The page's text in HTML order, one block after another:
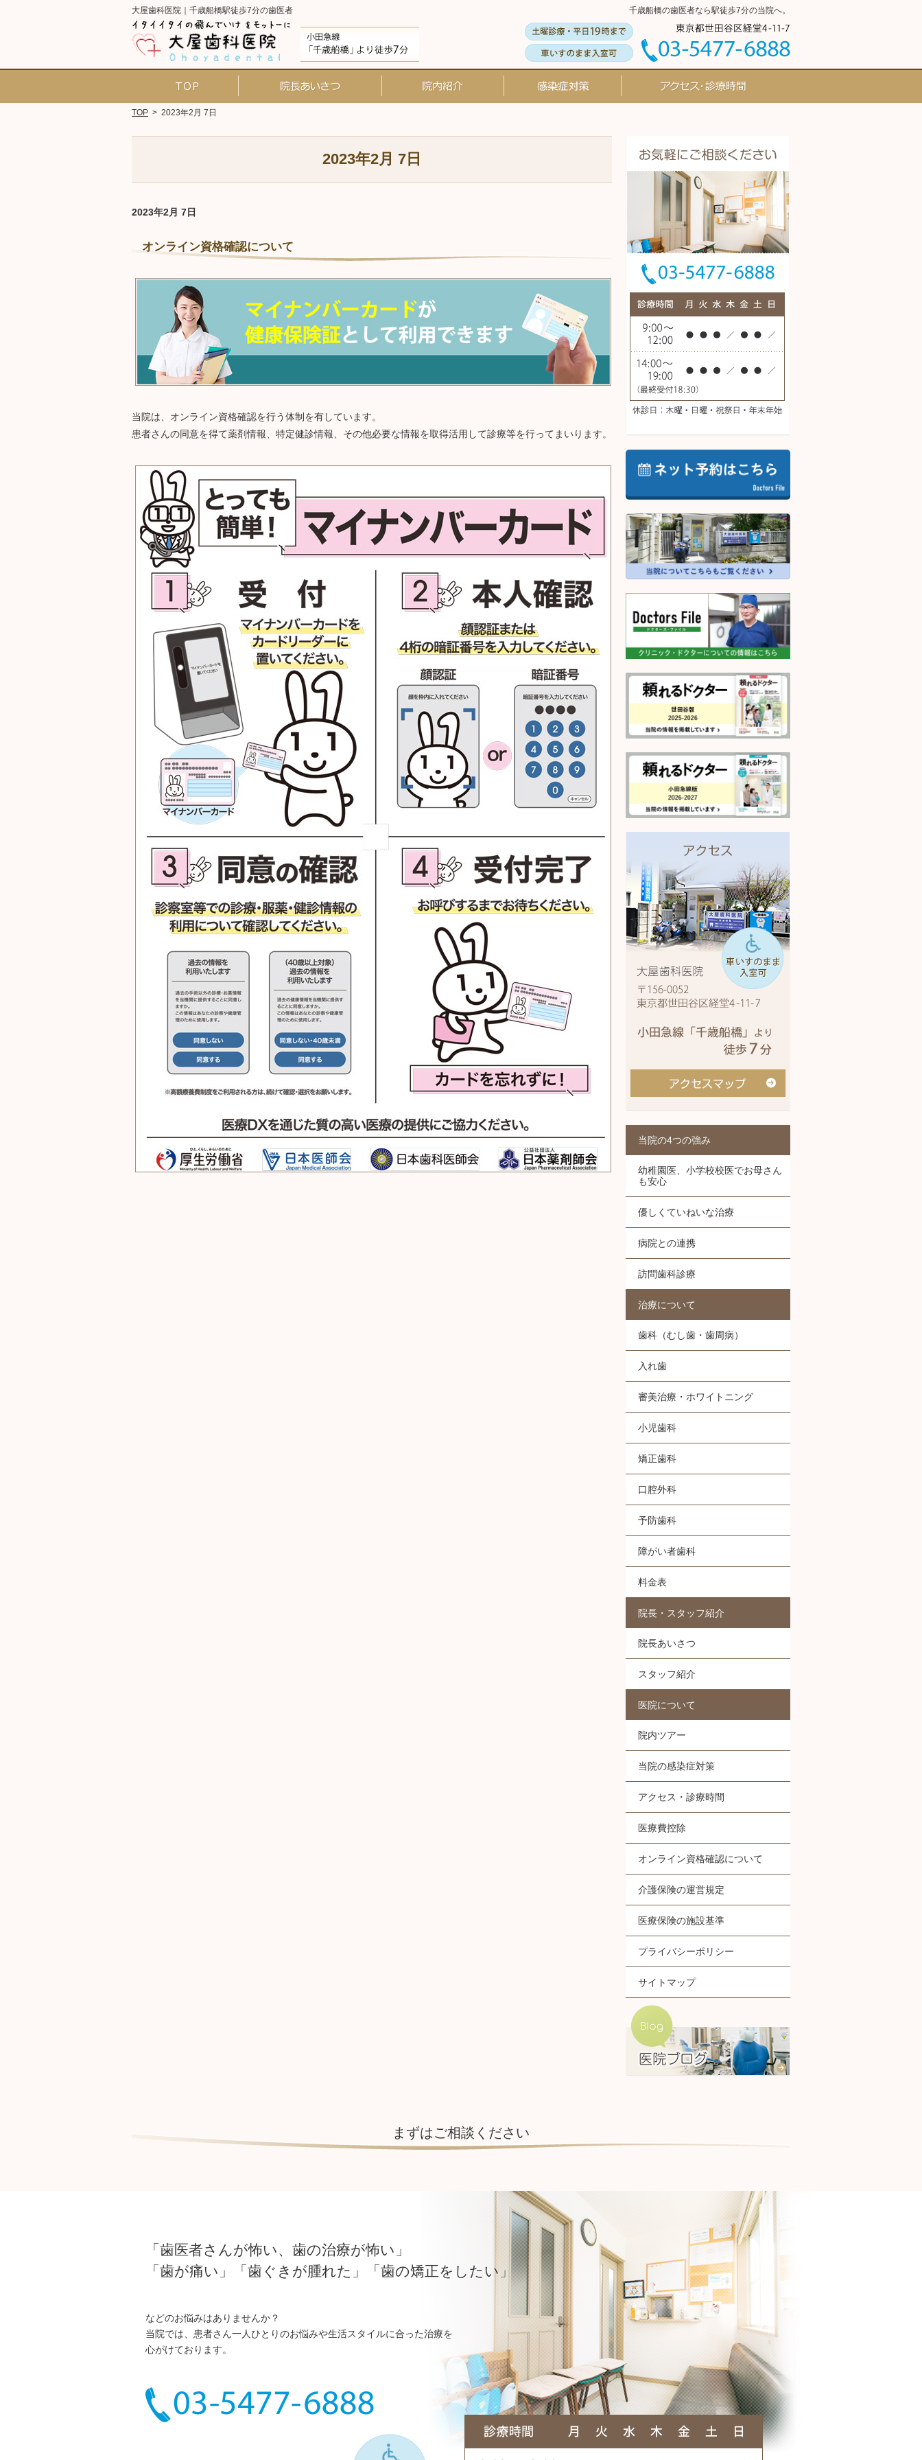
2023年2月 7日
千歳船橋の歯医者なら駅徒歩7分の当院へ。
大屋歯科医院｜千歳船橋駅徒歩7分の歯医者
2023年2月 7日
オンライン資格確認について
当院は、オンライン資格確認を行う体制を有しています。
患者さんの同意を得て薬剤情報、特定健診情報、その他必要な情報を取得活用して診療等を行ってまいります。
当院の4つの強み
幼稚園医、小学校校医でお母さん
も安心
優しくていねいな治療
病院との連携
訪問歯科診療
治療について
歯科（むし歯・歯周病）
入れ歯
審美治療・ホワイトニング
小児歯科
矯正歯科
口腔外科
予防歯科
障がい者歯科
料金表
院長・スタッフ紹介
院長あいさつ
スタッフ紹介
医院について
院内ツアー
当院の感染症対策
アクセス・診療時間
医療費控除
オンライン資格確認について
介護保険の運営規定
医療保険の施設基準
プライバシーポリシー
サイトマップ
ホーム 院長あいさつ 院内ツアー 当院の感染症対策 アクセス・診療時間
TOP > 2023年2月 7日
まずはご相談ください
「歯医者さんが怖い、歯の治療が怖い」
「歯が痛い」「歯ぐきが腫れた」「歯の矯正をしたい」
などのお悩みはありませんか？
当院では、患者さん一人ひとりのお悩みや生活スタイルに合った治療を
心がけております。